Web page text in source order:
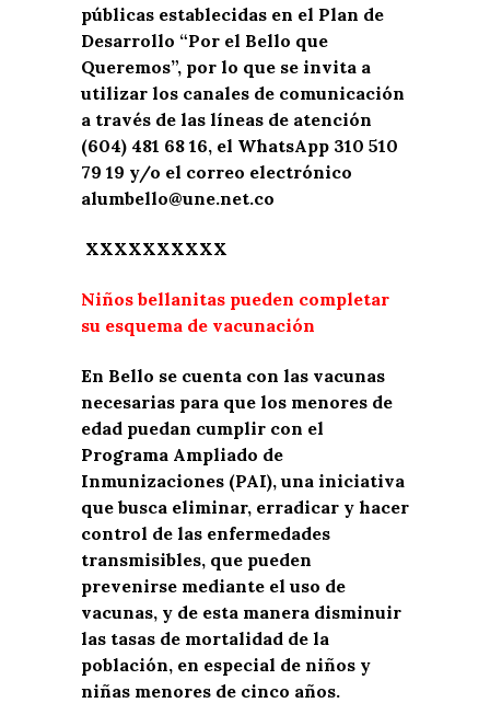
públicas establecidas en el Plan de
Desarrollo “Por el Bello que
Queremos”, por lo que se invita a
utilizar los canales de comunicación
a través de las líneas de atención
(604) 481 68 16, el WhatsApp 310 510
79 19 y/o el correo electrónico
alumbello@une.net.co
XXXXXXXXXX
Niños bellanitas pueden completar
su esquema de vacunación
En Bello se cuenta con las vacunas
necesarias para que los menores de
edad puedan cumplir con el
Programa Ampliado de
Inmunizaciones (PAI), una iniciativa
que busca eliminar, erradicar y hacer
control de las enfermedades
transmisibles, que pueden
prevenirse mediante el uso de
vacunas, y de esta manera disminuir
las tasas de mortalidad de la
población, en especial de niños y
niñas menores de cinco años.